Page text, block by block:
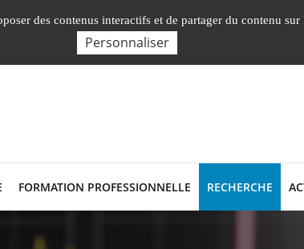
FORMATION PROFESSIONNELLE RECHERCHE
des contenus interactifs et de partager du contenu sur
Personnaliser